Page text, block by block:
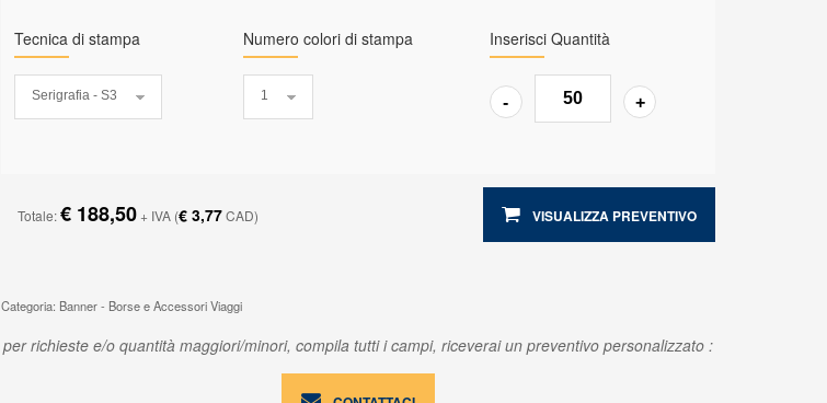
Tecnica di stampa Numero colori di stampa Inserisci Quantità
Totale:€ 188,50+ IVA (€ 3,77CAD) VISUALIZZA PREVENTIVO
Categoria: Banner - Borse e Accessori Viaggi
per richieste e/o quantità maggiori/minori, compila tutti i campi, riceverai un preventivo personalizzato :